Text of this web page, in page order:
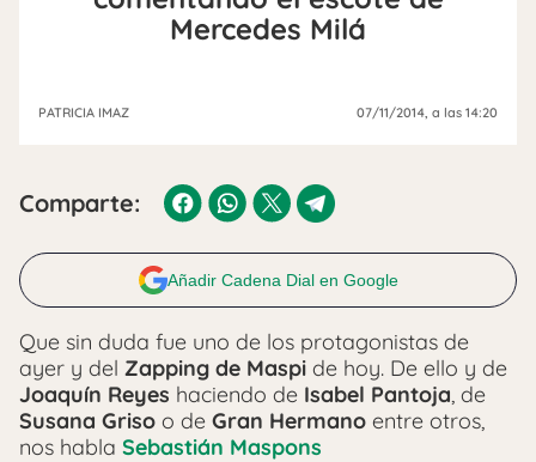
Mercedes Milá
PATRICIA IMAZ 07/11/2014 , a las 14:20
Comparte:
Añadir Cadena Dial en Google
Que sin duda fue uno de los protagonistas de
ayer y del Zapping de Maspi de hoy. De ello y de
Joaquín Reyes haciendo de Isabel Pantoja, de
Susana Griso o de Gran Hermano entre otros,
nos habla Sebastián Maspons